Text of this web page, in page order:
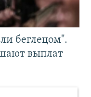
беглецом".
выплат